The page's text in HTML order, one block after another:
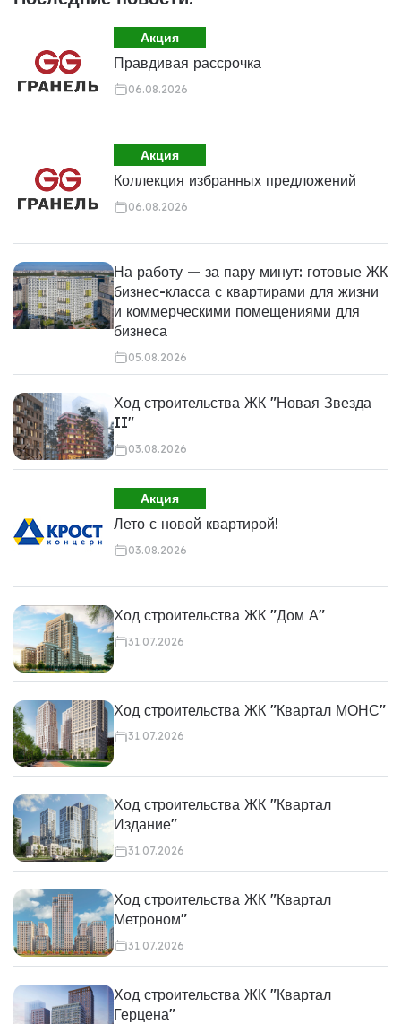
Акция
Правдивая рассрочка
06.08.2026
Акция
Коллекция избранных предложений
06.08.2026
На работу — за пару минут: готовые ЖК
бизнес-класса с квартирами для жизни
и коммерческими помещениями для
бизнеса
05.08.2026
Ход строительства ЖК "Новая Звезда
II"
03.08.2026
Акция
Лето с новой квартирой!
03.08.2026
Ход строительства ЖК "Дом А"
31.07.2026
Ход строительства ЖК "Квартал МОНС"
31.07.2026
Ход строительства ЖК "Квартал
Издание"
31.07.2026
Ход строительства ЖК "Квартал
Метроном"
31.07.2026
Ход строительства ЖК "Квартал
Герцена"